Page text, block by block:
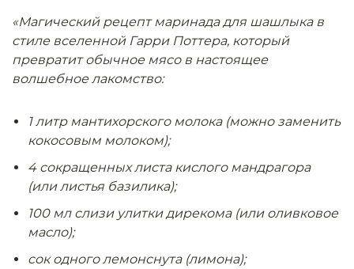
«Магический рецепт маринада для шашлыка в
стиле вселенной Гарри Поттера, который
превратит обычное мясо в настоящее
волшебное лакомство:
1 литр мантихорского молока (можно заменить
кокосовым молоком);
4 сокращенных листа кислого мандрагора
(или листья базилика);
100 мл слизи улитки дирекома (или оливковое
масло);
сок одного лемонснута (лимона);